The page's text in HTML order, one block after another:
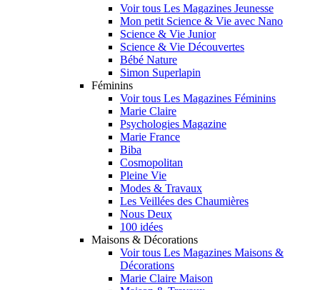
Voir tous Les Magazines Jeunesse
Mon petit Science & Vie avec Nano
Science & Vie Junior
Science & Vie Découvertes
Bébé Nature
Simon Superlapin
Féminins
Voir tous Les Magazines Féminins
Marie Claire
Psychologies Magazine
Marie France
Biba
Cosmopolitan
Pleine Vie
Modes & Travaux
Les Veillées des Chaumières
Nous Deux
100 idées
Maisons & Décorations
Voir tous Les Magazines Maisons &
Décorations
Marie Claire Maison